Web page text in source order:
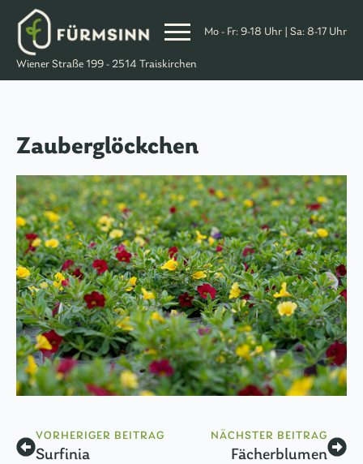
Skip
to
Mo - Fr: 9-18 Uhr | Sa: 8-17 Uhr
Wiener Straße 199 - 2514 Traiskirchen
Zauberglöckchen
VORHERIGER BEITRAG
Surfinia
NÄCHSTER BEITRAG
Fächerblumen